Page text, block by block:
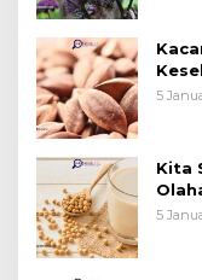
Kue)
5
Kita
5